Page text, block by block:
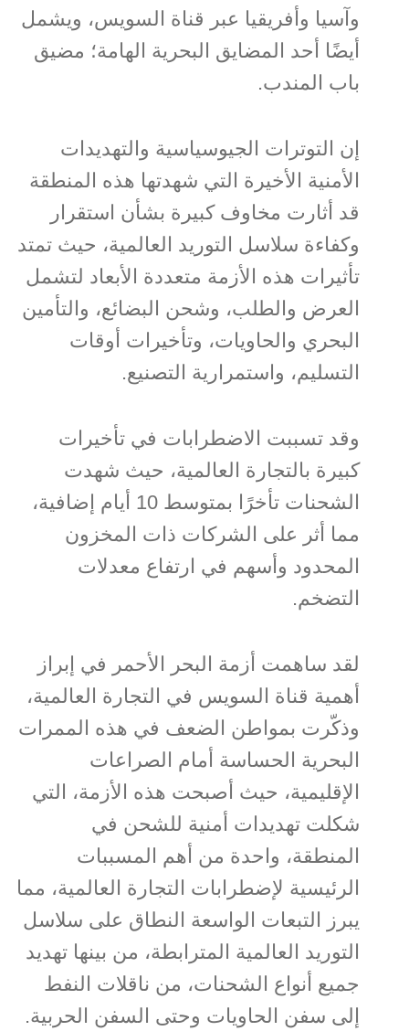
وآسيا وأفريقيا عبر قناة السويس، ويشمل
أيضًا أحد المضايق البحرية الهامة؛ مضيق
باب المندب.
إن التوترات الجيوسياسية والتهديدات
الأمنية الأخيرة التي شهدتها هذه المنطقة
قد أثارت مخاوف كبيرة بشأن استقرار
وكفاءة سلاسل التوريد العالمية، حيث تمتد
تأثيرات هذه الأزمة متعددة الأبعاد لتشمل
العرض والطلب، وشحن البضائع، والتأمين
البحري والحاويات، وتأخيرات أوقات
التسليم، واستمرارية التصنيع.
وقد تسببت الاضطرابات في تأخيرات
كبيرة بالتجارة العالمية، حيث شهدت
الشحنات تأخرًا بمتوسط 10 أيام إضافية،
مما أثر على الشركات ذات المخزون
المحدود وأسهم في ارتفاع معدلات
التضخم.
لقد ساهمت أزمة البحر الأحمر في إبراز
أهمية قناة السويس في التجارة العالمية،
وذكّرت بمواطن الضعف في هذه الممرات
البحرية الحساسة أمام الصراعات
الإقليمية، حيث أصبحت هذه الأزمة، التي
شكلت تهديدات أمنية للشحن في
المنطقة، واحدة من أهم المسببات
الرئيسية لإضطرابات التجارة العالمية، مما
يبرز التبعات الواسعة النطاق على سلاسل
التوريد العالمية المترابطة، من بينها تهديد
جميع أنواع الشحنات، من ناقلات النفط
إلى سفن الحاويات وحتى السفن الحربية.